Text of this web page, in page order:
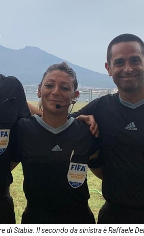
di Stabia. Il secondo da sinistra è Raffaele